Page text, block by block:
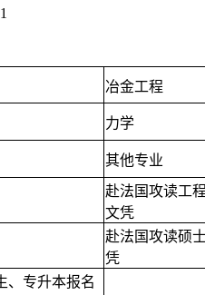
冶金工程
力学
其他专业
赴法国攻读工
文凭
赴法国攻读硕
凭
、专升本报名